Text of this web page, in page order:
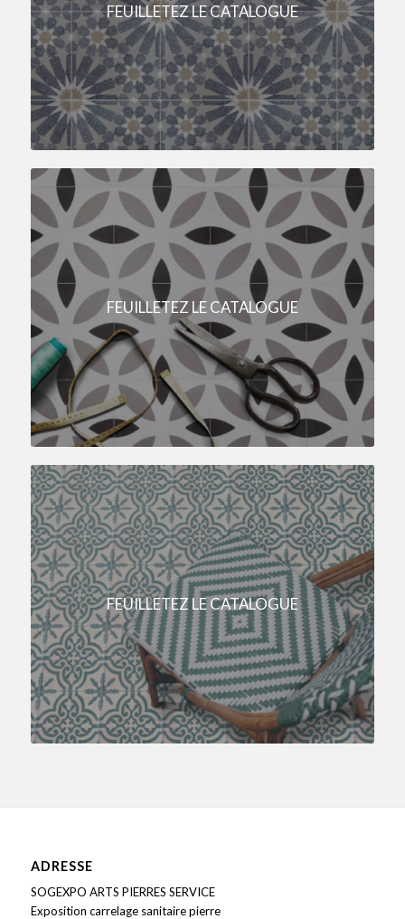
FEUILLETEZ LE CATALOGUE
FEUILLETEZ LE CATALOGUE
FEUILLETEZ LE CATALOGUE
ADRESSE
SOGEXPO ARTS PIERRES SERVICE
Exposition carrelage sanitaire pierre